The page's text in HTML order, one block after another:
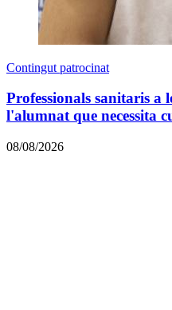
Contingut patrocinat
Professionals sanitaris a
l'alumnat que necessita
08/08/2026